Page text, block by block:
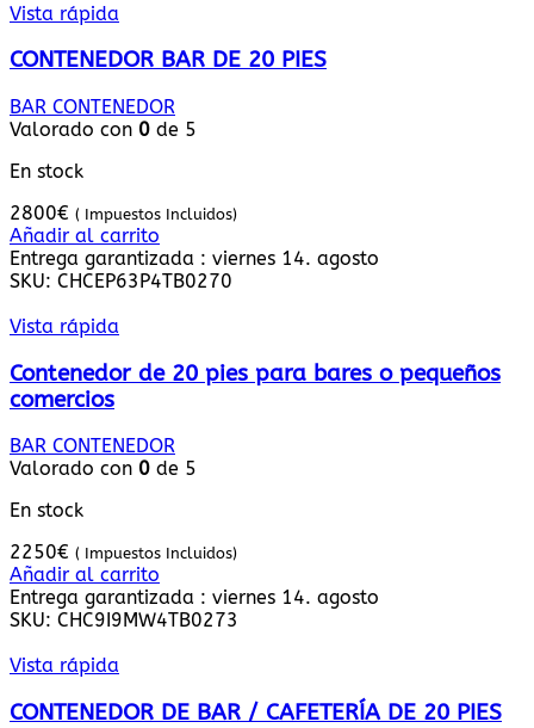
Vista rápida
CONTENEDOR BAR DE 20 PIES
BAR CONTENEDOR
Valorado con 0 de 5
En stock
2800€ ( Impuestos Incluidos)
Añadir al carrito
Entrega garantizada : viernes 14. agosto
SKU: CHCEP63P4TB0270
Vista rápida
Contenedor de 20 pies para bares o pequeños
comercios
BAR CONTENEDOR
Valorado con 0 de 5
En stock
2250€ ( Impuestos Incluidos)
Añadir al carrito
Entrega garantizada : viernes 14. agosto
SKU: CHC9I9MW4TB0273
Vista rápida
CONTENEDOR DE BAR / CAFETERÍA DE 20 PIES